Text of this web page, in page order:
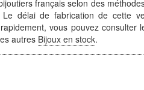
français selon des
délai de fabrication de cette
vous pouvez consulter
autres Bijoux en stock.